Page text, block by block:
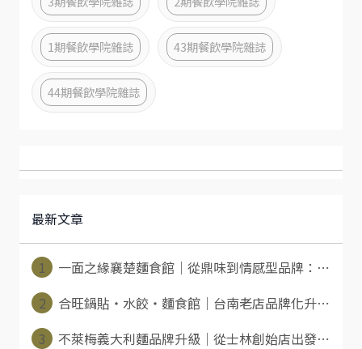
1期餐飲學院雜誌 43期餐飲學院雜誌
44期餐飲學院雜誌
最新文章
1
一面之緣襄楚麵食館｜從鼎味到情感型品牌：⋯
2
合旺鍋貼・水餃・麵食館｜台南老店品牌化升⋯
3
不萊梅義大利麵品牌升級｜從士林創始店出發⋯